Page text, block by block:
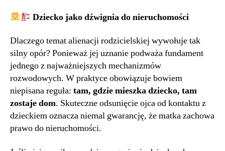
Dziecko jako dźwignia do nieruchomości
Dlaczego temat alienacji rodzicielskiej wywołuje tak
silny opór? Ponieważ jej uznanie podważa fundament
jednego z najważniejszych mechanizmów
rozwodowych. W praktyce obowiązuje bowiem
niepisana reguła: tam, gdzie mieszka dziecko, tam
zostaje dom. Skuteczne odsunięcie ojca od kontaktu z
dzieckiem oznacza niemal gwarancję, że matka zachowa
prawo do nieruchomości.